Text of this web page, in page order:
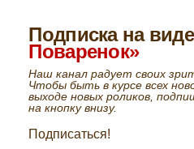
Подписка на
Поваренок»
Наш канал радует своих
Чтобы быть в курсе всех
выходе новых роликов,
на кнопку внизу.
Подписаться!